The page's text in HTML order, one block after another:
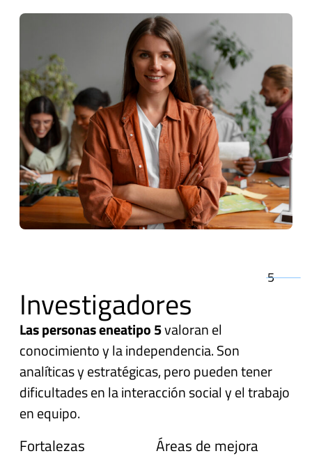
5
Investigadores
Las personas eneatipo 5valoran el
conocimiento y la independencia. Son
analíticas y estratégicas, pero pueden tener
dificultades en la interacción social y el trabajo
en equipo.
Fortalezas Áreas de mejora